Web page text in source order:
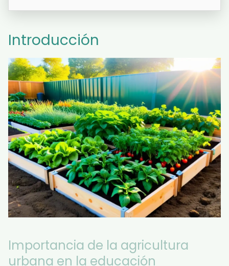
Introducción
Importancia de la agricultura
urbana en la educación